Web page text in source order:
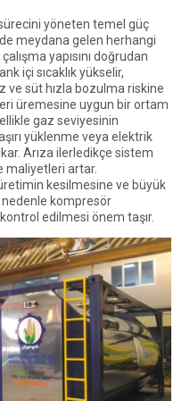
yöneten temel güç
meydana gelen herhangi
yapısını doğrudan
içi sıcaklık yükselir,
süt hızla bozulma riskine
üremesine uygun bir ortam
gaz seviyesinin
yüklenme veya elektrik
Arıza ilerledikçe sistem
maliyetleri artar.
kesilmesine ve büyük
nedenle kompresör
edilmesi önem taşır.